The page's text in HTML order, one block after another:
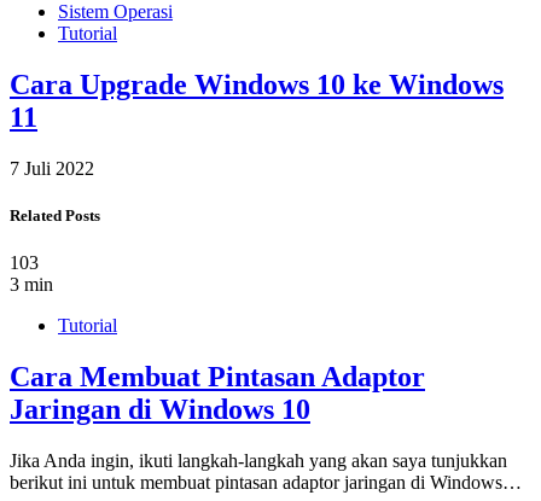
Sistem Operasi
Tutorial
Cara Upgrade Windows 10 ke Windows
11
7 Juli 2022
Related Posts
103
3 min
Tutorial
Cara Membuat Pintasan Adaptor
Jaringan di Windows 10
Jika Anda ingin, ikuti langkah-langkah yang akan saya tunjukkan
berikut ini untuk membuat pintasan adaptor jaringan di Windows…